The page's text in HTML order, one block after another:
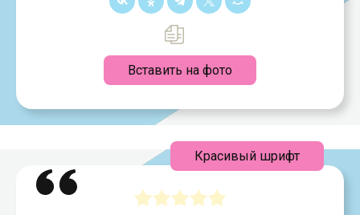
Вставить на фото
Красивый шрифт